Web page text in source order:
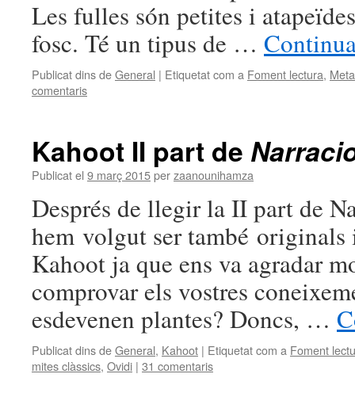
Les fulles són petites i
fosc. Té un tipus de …
Publicat dins deGeneral | Etiquetat com a Foment lectura,
comentaris
Kahoot II part de
Publicat el 9 març 2015perzaanounihamza
Després de llegir la II part de
hem volgut ser també
Kahoot ja que ens va agradar
comprovar els vostres
esdevenen plantes? Doncs, …
Publicat dins deGeneral, Kahoot | Etiquetat com a Foment
mites clàssics, Ovidi | 31 comentaris